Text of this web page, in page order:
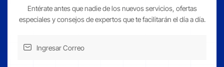
Entérate antes que nadie de los nuevos servicios, ofertas
especiales y consejos de expertos que te facilitarán el día a día.